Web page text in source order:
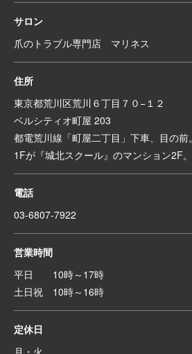
サロン
爪のトラブル専門店 マリネス
住所
東京都荒川区荒川６丁目７０−１２
ベルシティオ町屋 203
都電荒川線「町屋二丁目」下車、目の前。
1Fが『城北スクール』のマンション2F。
電話
03-6807-7922
営業時間
平日 10時～17時
土日祝 10時～16時
定休日
月・火